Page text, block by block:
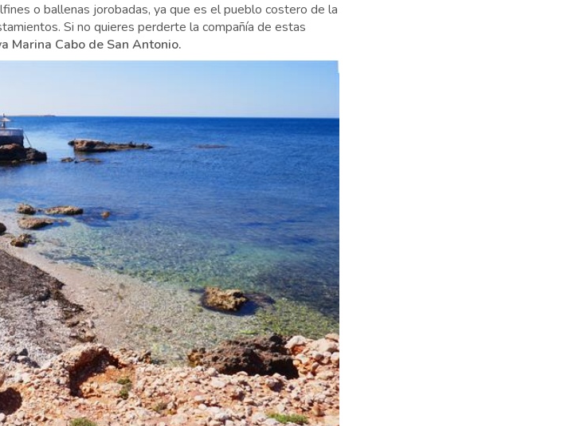
o ballenas jorobadas, ya que es el pueblo costero de la
Si no quieres perderte la compañía de estas
Marina Cabo de San Antonio.